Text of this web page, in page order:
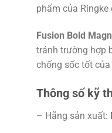
phẩm của
Fusion Bold
tránh trường hợp
chống sốc tốt
Thông số kỹ
– Hãng sản xuất: